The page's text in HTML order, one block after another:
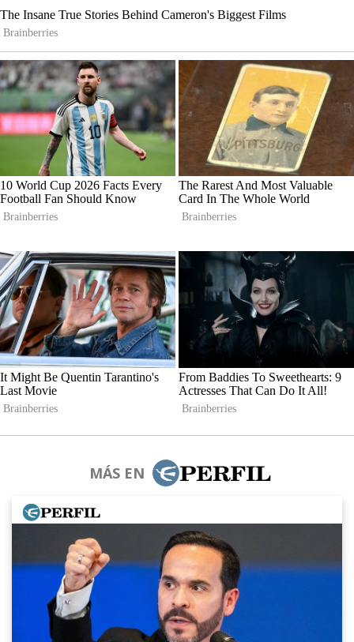
MÁS EN